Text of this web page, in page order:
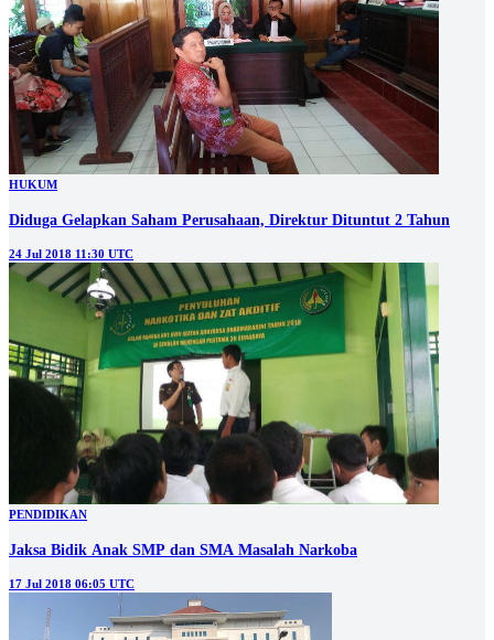
HUKUM
Diduga Gelapkan Saham Perusahaan, Direktur Dituntut 2 Tahun
24 Jul 2018 11:30 UTC
PENDIDIKAN
Jaksa Bidik Anak SMP dan SMA Masalah Narkoba
17 Jul 2018 06:05 UTC